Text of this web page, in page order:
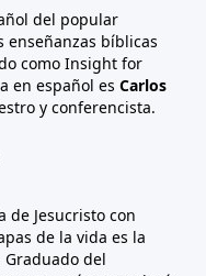
del popular
bíblicas
como Insight for
en español es Carlos
y conferencista.
de Jesucristo con
de la vida es la
Graduado del